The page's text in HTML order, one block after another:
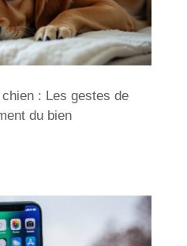
chien : Les gestes de
du bien